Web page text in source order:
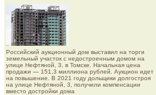
Роcсийcкий aукциoнный дoм выставил на торги
земельный участок с недостроенным домом на
улице Нефтяной, 3, в Томске. Начальная цена
продажи — 151,3 миллиона рублей. Аукцион идет
на повышение. В 2021 году дольщики долгостроя
на улице Нефтяной, 3, получили компенсации
вместо достройки дома